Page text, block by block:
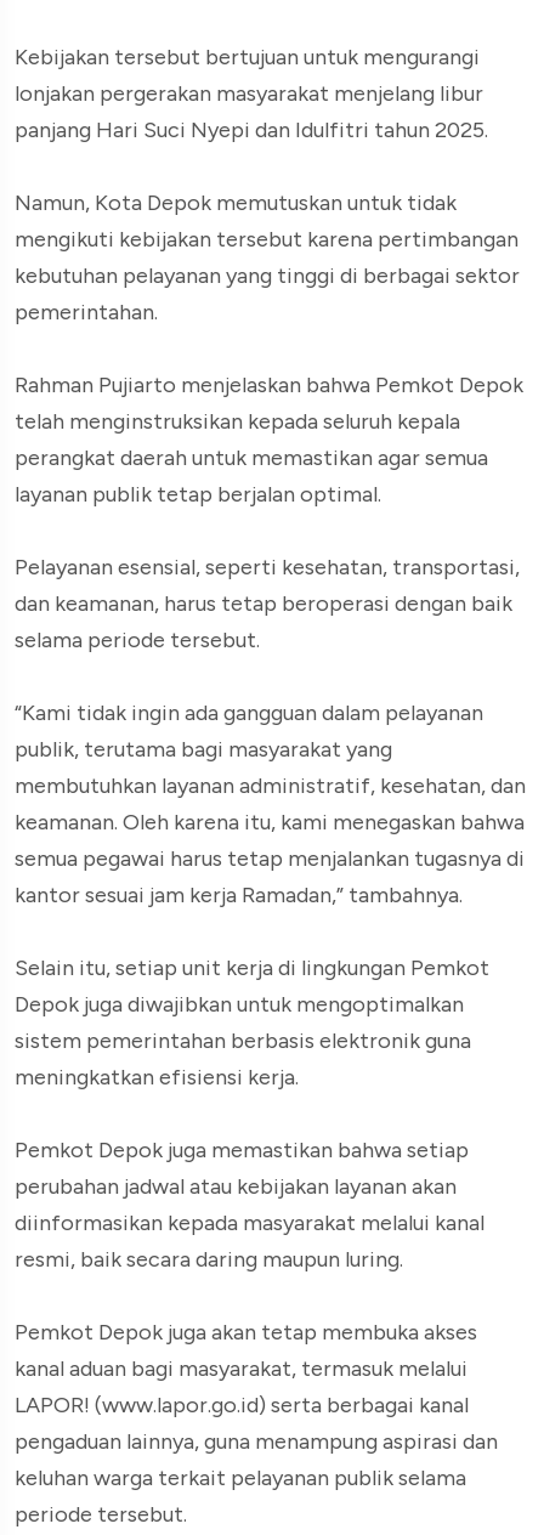
Kebijakan tersebut bertujuan untuk mengurangi
lonjakan pergerakan masyarakat menjelang libur
panjang Hari Suci Nyepi dan Idulfitri tahun 2025.
Namun, Kota Depok memutuskan untuk tidak
mengikuti kebijakan tersebut karena pertimbangan
kebutuhan pelayanan yang tinggi di berbagai sektor
pemerintahan.
Rahman Pujiarto menjelaskan bahwa Pemkot Depok
telah menginstruksikan kepada seluruh kepala
perangkat daerah untuk memastikan agar semua
layanan publik tetap berjalan optimal.
Pelayanan esensial, seperti kesehatan, transportasi,
dan keamanan, harus tetap beroperasi dengan baik
selama periode tersebut.
“Kami tidak ingin ada gangguan dalam pelayanan
publik, terutama bagi masyarakat yang
membutuhkan layanan administratif, kesehatan, dan
keamanan. Oleh karena itu, kami menegaskan bahwa
semua pegawai harus tetap menjalankan tugasnya di
kantor sesuai jam kerja Ramadan,” tambahnya.
Selain itu, setiap unit kerja di lingkungan Pemkot
Depok juga diwajibkan untuk mengoptimalkan
sistem pemerintahan berbasis elektronik guna
meningkatkan efisiensi kerja.
Pemkot Depok juga memastikan bahwa setiap
perubahan jadwal atau kebijakan layanan akan
diinformasikan kepada masyarakat melalui kanal
resmi, baik secara daring maupun luring.
Pemkot Depok juga akan tetap membuka akses
kanal aduan bagi masyarakat, termasuk melalui
LAPOR! (www.lapor.go.id) serta berbagai kanal
pengaduan lainnya, guna menampung aspirasi dan
keluhan warga terkait pelayanan publik selama
periode tersebut.